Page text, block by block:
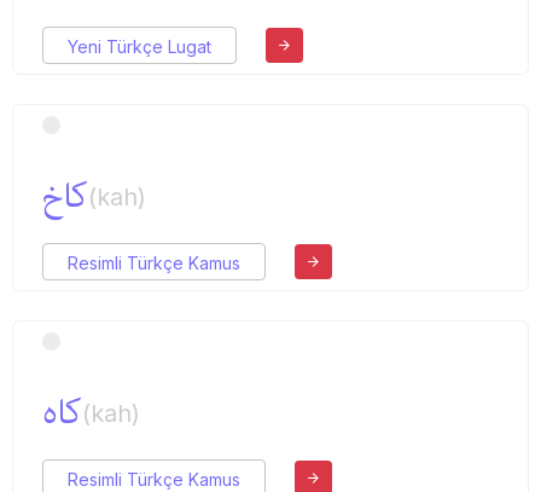
Yeni Türkçe Lugat
كاخ(kah)
Resimli Türkçe Kamus
كاه(kah)
Resimli Türkçe Kamus